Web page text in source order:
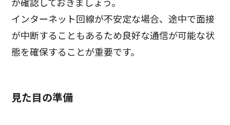
インターネット回線が不安定な場合、途中で面接
が中断することもあるため良好な通信が可能な状
態を確保することが重要です。
見た目の準備